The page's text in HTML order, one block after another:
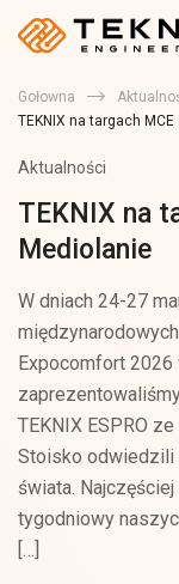
Gołowna
TEKNIX na targach
Aktualności
TEKNIX na
Mediolanie
W dniach 24-27
Expocomfort
TEKNIX ESPRO
Stoisko odwiedzili
świata.
tygodniowy
[…]